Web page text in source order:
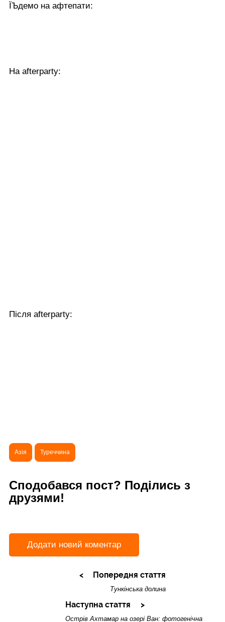
ЇЪдемо на афтепати:
На afterparty:
Після afterparty:
Азія Туреччина
Сподобався пост? Поділись з
друзями!
Додати новий коментар
Попередня стаття
Тункінська долина
Наступна стаття
Острів Ахтамар на озері Ван: фотогенічна